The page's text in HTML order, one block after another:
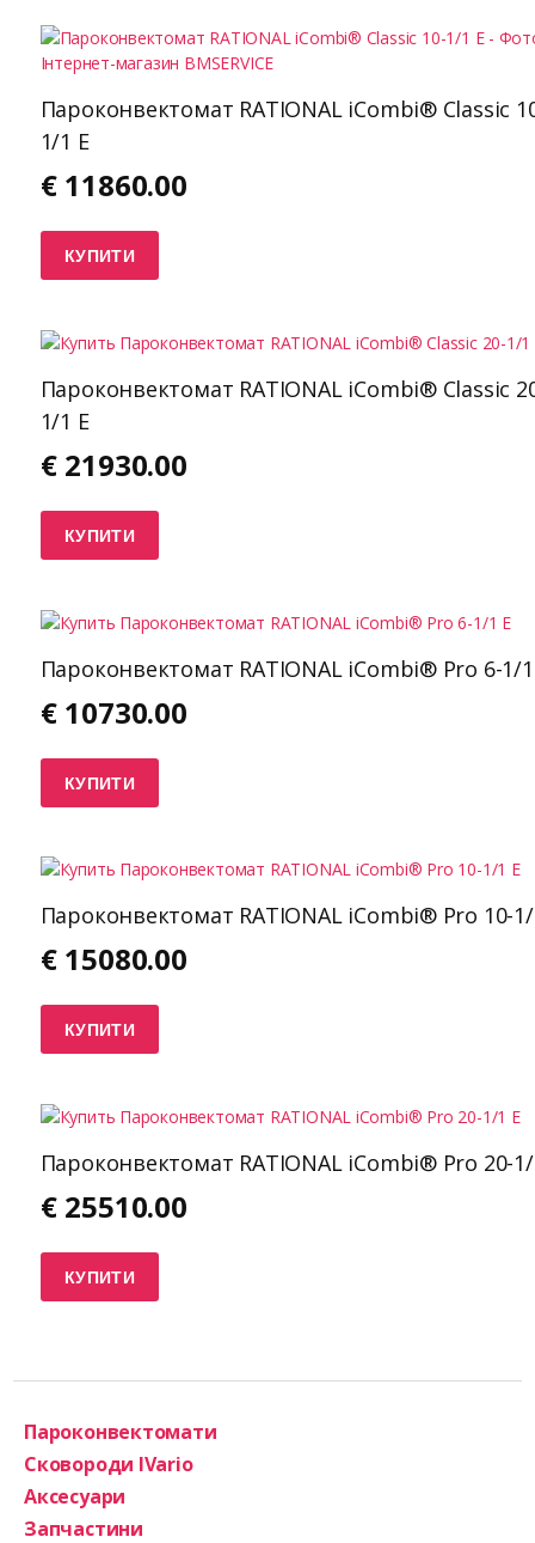
Пароконвектомат RATIONAL iCombi® Classic
1/1 E
€ 11860.00
КУПИТИ
Пароконвектомат RATIONAL iCombi® Classic
1/1 E
€ 21930.00
КУПИТИ
Пароконвектомат RATIONAL iCombi® Pro 6-1/
€ 10730.00
КУПИТИ
Пароконвектомат RATIONAL iCombi® Pro 10-1/
€ 15080.00
КУПИТИ
Пароконвектомат RATIONAL iCombi® Pro 20-1/
€ 25510.00
КУПИТИ
Пароконвектомати
Сковороди IVario
Аксесуари
Запчастини